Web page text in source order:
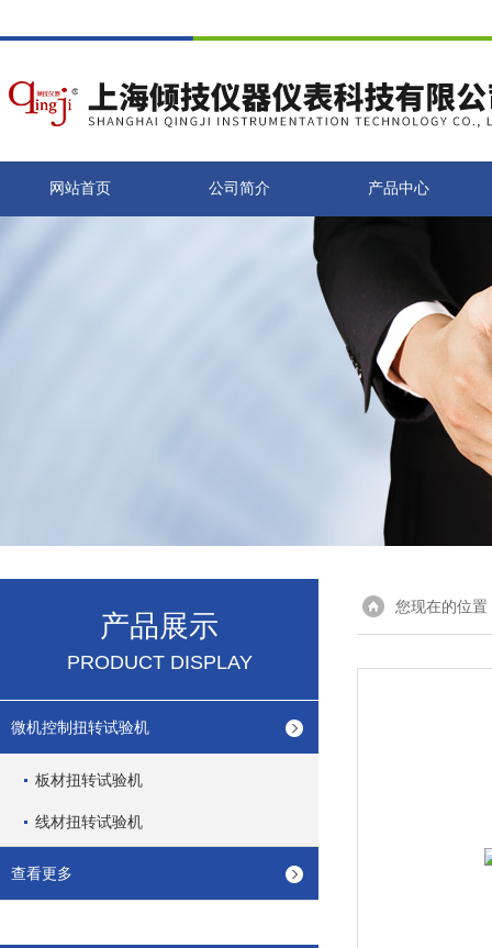
网站首页 公司简介 产品中心
产品展示
PRODUCT DISPLAY
微机控制扭转试验机
板材扭转试验机
线材扭转试验机
查看更多
您现在的位置